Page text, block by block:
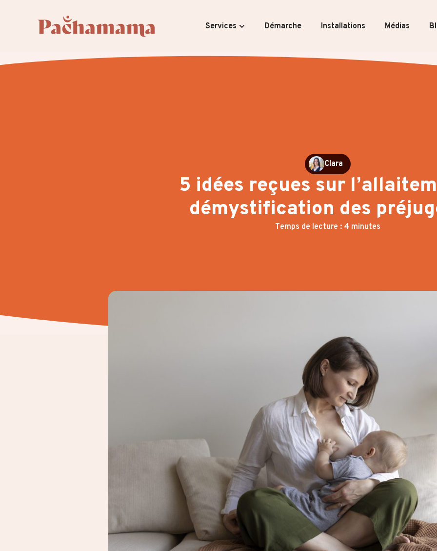
Services Démarche Installations Médias
Clara
5 idées reçues sur
démystification des
Temps de lecture : 4 minutes